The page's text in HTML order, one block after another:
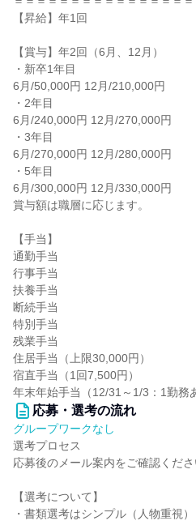
【昇給】年1回
【賞与】年2回（6月、12月）
・新卒1年目
6月/50,000円 12月/210,000円
・2年目
6月/240,000円 12月/270,000円
・3年目
6月/270,000円 12月/280,000円
・5年目
6月/300,000円 12月/330,000円
賞与額は職層に応じます。
【手当】
通勤手当
行事手当
扶養手当
断続手当
特別手当
残業手当
住居手当（上限30,000円）
宿直手当（1回7,500円）
年末年始手当（12/31～1/3：1勤務
応募・選考の流れ
グループワークなし
選考プロセス
応募後のメール案内をご確認くださ
【選考について】
・書類選考はシンプル（人物重視）